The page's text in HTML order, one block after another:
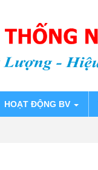
HOẠT ĐỘNG BV